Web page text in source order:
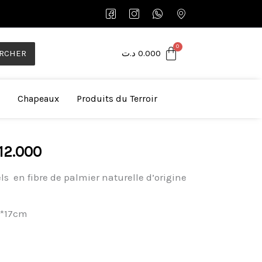
0.000 د.ت
Chapeaux Produits du Terroir
prix
actuel
en fibre de palmier naturelle d’origine